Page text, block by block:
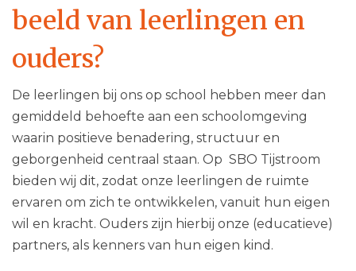
beeld van leerlingen en
ouders?
De leerlingen bij ons op school hebben meer dan
gemiddeld behoefte aan een schoolomgeving
waarin positieve benadering, structuur en
geborgenheid centraal staan. Op SBO Tijstroom
bieden wij dit, zodat onze leerlingen de ruimte
ervaren om zich te ontwikkelen, vanuit hun eigen
wil en kracht. Ouders zijn hierbij onze (educatieve)
partners, als kenners van hun eigen kind.